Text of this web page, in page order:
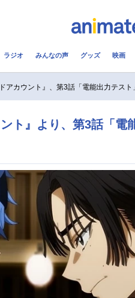
コスプレ
実写化映画一覧
男性声優/女性声優一覧
ラジオ みんなの声 グッズ 映画
アカウント』、第3話「電能出力テス
ト』より、第3話「電